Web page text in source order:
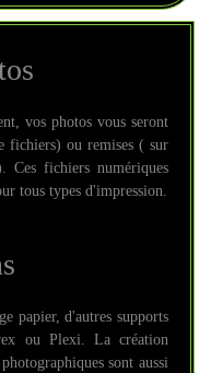
vos photos vous seront
fichiers) ou remises ( sur
fichiers numériques
tous types d'impression.
papier, d'autres supports
ou Plexi. La création
sont aussi